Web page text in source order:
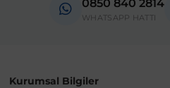
0850 840 2814
WHATSAPP HATTI
Kurumsal Bilgiler